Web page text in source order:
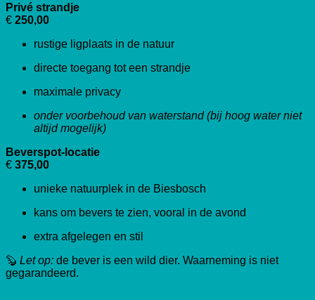
Privé strandje
€ 250,00
rustige ligplaats in de natuur
directe toegang tot een strandje
maximale privacy
onder voorbehoud van waterstand (bij hoog water niet
altijd mogelijk)
Beverspot-locatie
€ 375,00
unieke natuurplek in de Biesbosch
kans om bevers te zien, vooral in de avond
extra afgelegen en stil
🦫 Let op: de bever is een wild dier. Waarneming is niet
gegarandeerd.